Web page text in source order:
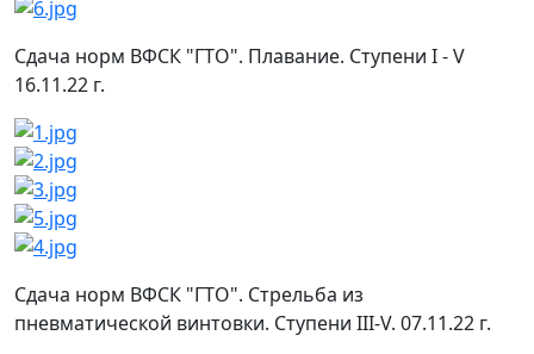
Сдача норм ВФСК "ГТО". Плавание. Ступени I - V
16.11.22 г.
Сдача норм ВФСК "ГТО". Стрельба из
пневматической винтовки. Ступени III-V. 07.11.22 г.